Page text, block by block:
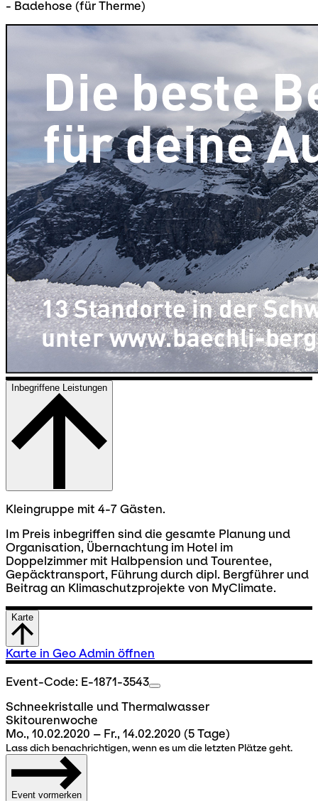
- Badehose (für Therme)
Inbegriffene Leistungen
Kleingruppe mit 4-7 Gästen.
Im Preis inbegriffen sind die gesamte Planung und
Organisation, Übernachtung im Hotel im
Doppelzimmer mit Halbpension und Tourentee,
Gepäcktransport, Führung durch dipl. Bergführer und
Beitrag an Klimaschutzprojekte von MyClimate.
Karte
Karte in Geo Admin öffnen
Event-Code: E-1871-3543
Schneekristalle und Thermalwasser
Skitourenwoche
Mo., 10.02.2020 – Fr., 14.02.2020 (5 Tage)
Lass dich benachrichtigen, wenn es um die letzten Plätze geht.
Event vormerken